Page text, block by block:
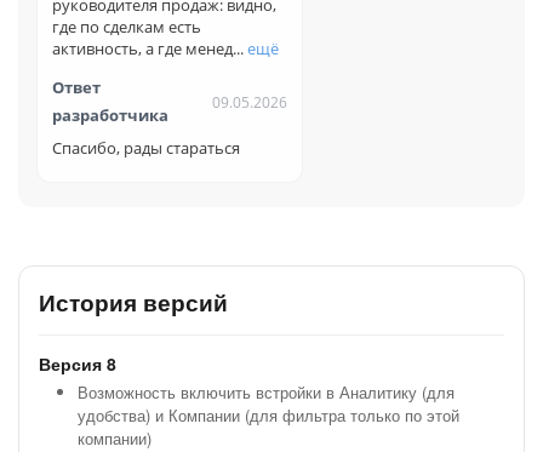
Направление звонка: входящий или исходящий
Порог обработки пропущенного звонка в часах
Типы дел для контроля: встречи, звонки, задачи,
Переход в карточку сделки из таблицы
Данные в отчете зависят от прав доступа пользователя в
Битрикс24. Сотрудник видит только те сделки и дела, к
которым у него есть доступ
руководителя продаж: видно,
где по сделкам есть
активность, а где менед...ещё
Ответ
разработчика
09.05.2026
Спасибо, рады стараться
История версий
Версия 8
Возможность включить встройки в Аналитику (для
удобства) и Компании (для фильтра только по этой
компании)